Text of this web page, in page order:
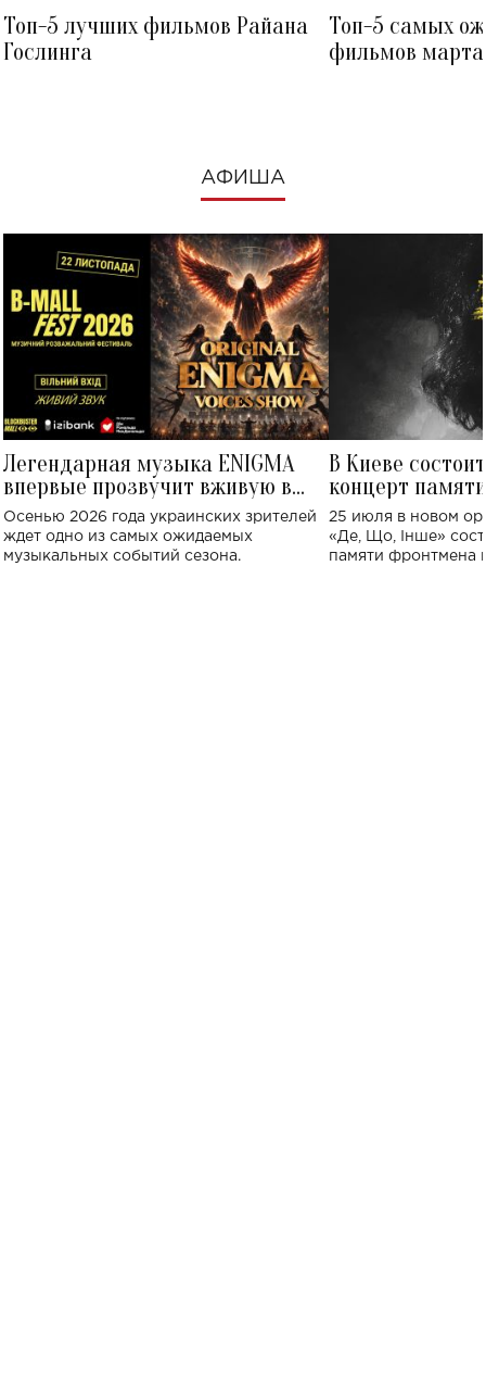
Топ-5 лучших фильмов Райана
Гослинга
Топ-5 самых
фильмов
АФИША
Легендарная музыка ENIGMA
впервые прозвучит вживую в
Украине: где состоится концерт
Осенью 2026 года украинских зрителей
ждет одно из самых ожидаемых
музыкальных событий сезона.
В Киеве
концерт
Клименко:
исполнят песни
25 июля в новом
«Де, Що, Інше»
памяти фронтмена